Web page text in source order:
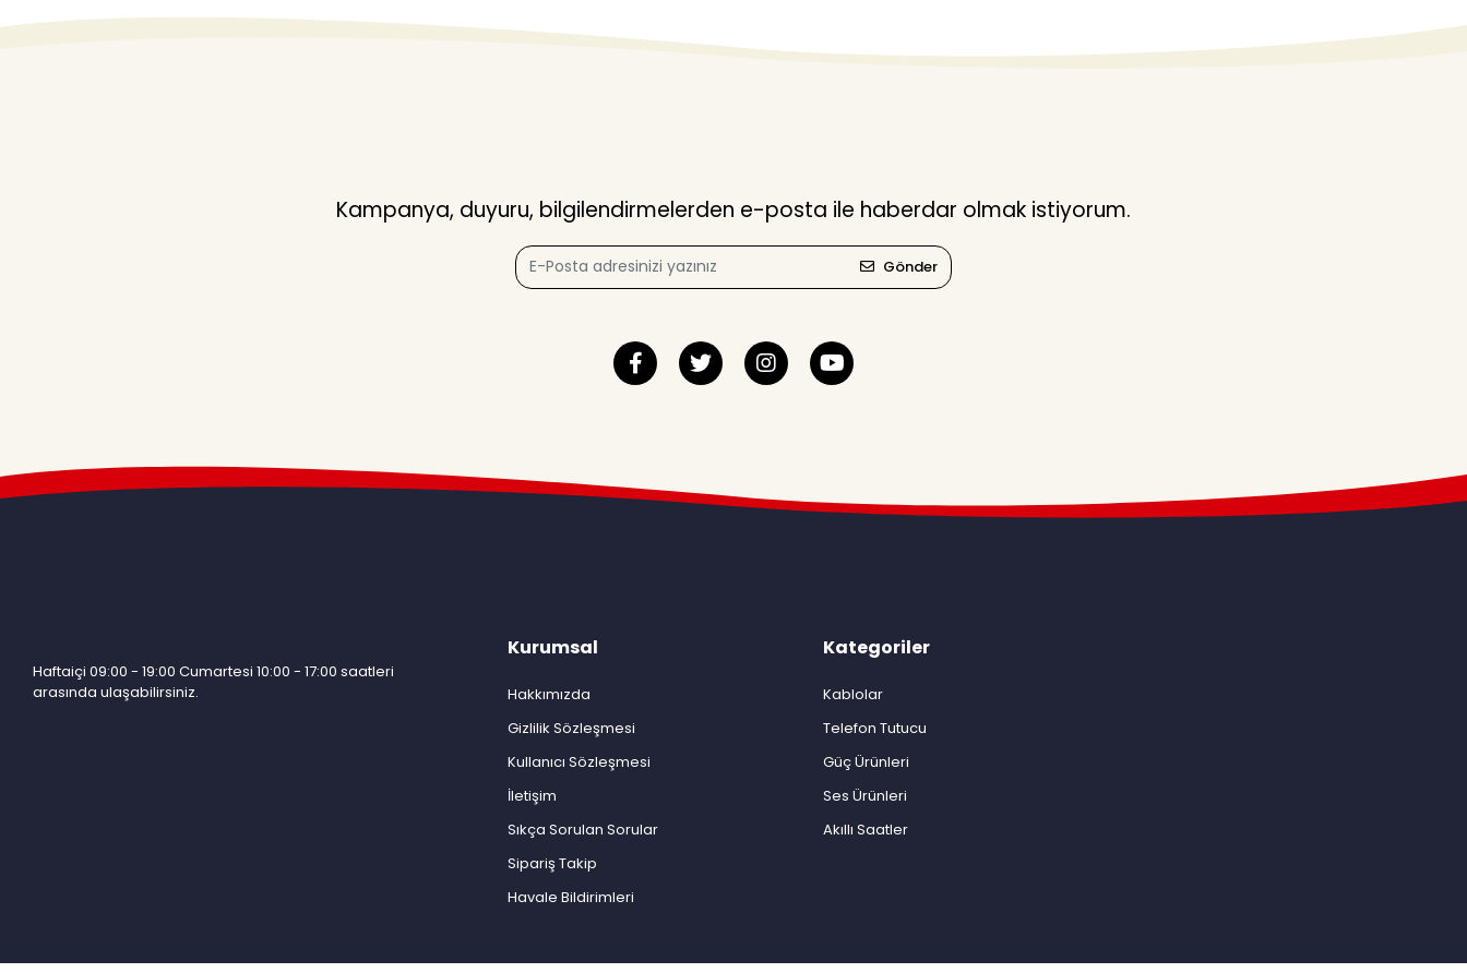
Kampanya, duyuru, bilgilendirmelerden e-posta ile haberdar olmak istiyorum.
Gönder
Haftaiçi 09:00 - 19:00 Cumartesi 10:00 - 17:00 saatleri
arasında ulaşabilirsiniz.
Kurumsal
Hakkımızda
Gizlilik Sözleşmesi
Kullanıcı Sözleşmesi
İletişim
Sıkça Sorulan Sorular
Sipariş Takip
Havale Bildirimleri
Kategoriler
Kablolar
Telefon Tutucu
Güç Ürünleri
Ses Ürünleri
Akıllı Saatler